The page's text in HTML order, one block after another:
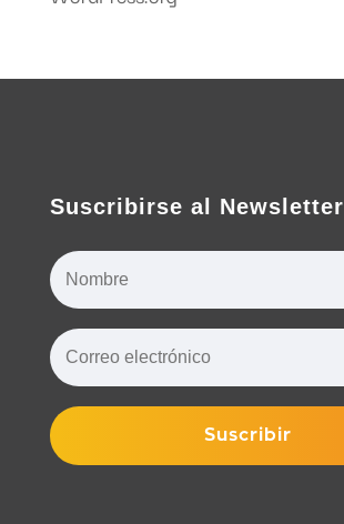
Suscribirse al Newsletter
Suscribir